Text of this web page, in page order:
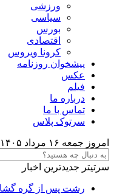
ورزشی
سیاسی
بورس
اقتصادی
کرونا ویروس
پیشخوان روزنامه
عکس
فیلم
درباره ما
تماس با ما
سرتوک پلاس
امروز جمعه ۱۶ مرداد ۱۴۰۵
سرتیتر جدیدترین اخبار
رشت پس از گره